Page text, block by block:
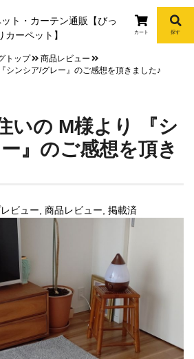
カート 探す
トップ
商品レビュー
シンシア/グレー』のご感想を頂きました♪
いの M様より 『シ
』のご感想を頂き
ビュー 商品レビュー 掲載済